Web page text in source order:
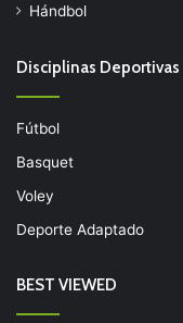
Hándbol
Disciplinas Deportivas
Fútbol
Basquet
Voley
Deporte Adaptado
BEST VIEWED